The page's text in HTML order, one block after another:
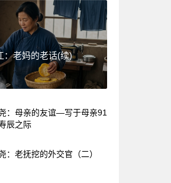
：老妈的老话(续)
：母亲的友谊—写于母亲91
辰之际
：老抚挖的外交官（二）